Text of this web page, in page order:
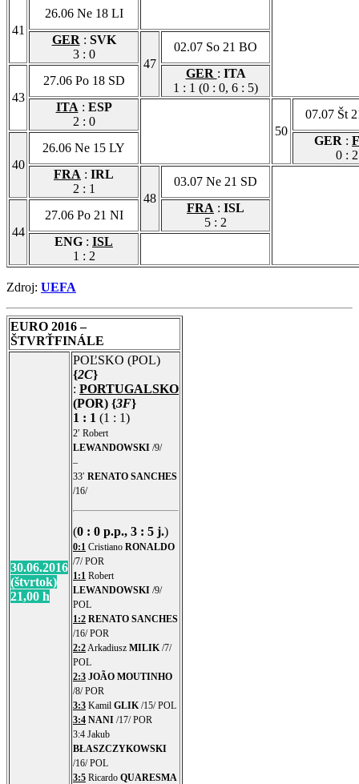
41
26.06 Ne 18 LI
GER : SVK
3 : 0
47
02.07 So 21 BO
43
27.06 Po 18 SD
GER : ITA
1 : 1 (0 : 0, 6 : 5)
ITA : ESP
2 : 0
50
07.07 Št
40
26.06 Ne 15 LY
GER :
0 : 2
FRA : IRL
2 : 1
48
03.07 Ne 21 SD
44
27.06 Po 21 NI
FRA : ISL
5 : 2
ENG : ISL
1 : 2
Zdroj: UEFA
EURO 2016 –
ŠTVRŤFINÁLE
30.06.2016
(štvrtok)
21,00 h
POĽSKO (POL)
{2C}
: PORTUGALSKO
(POR) {3F}
1 : 1 (1 : 1)
2′ Robert
LEWANDOWSKI /9/
–
33′ RENATO SANCHES
/16/
(0 : 0 p.p., 3 : 5 j.)
0:1 Cristiano RONALDO
/7/ POR
1:1 Robert
LEWANDOWSKI /9/
POL
1:2 RENATO SANCHES
/16/ POR
2:2 Arkadiusz MILIK /7/
POL
2:3 JOÃO MOUTINHO
/8/ POR
3:3 Kamil GLIK /15/ POL
3:4 NANI /17/ POR
3:4 Jakub
BŁASZCZYKOWSKI
/16/ POL
3:5 Ricardo QUARESMA